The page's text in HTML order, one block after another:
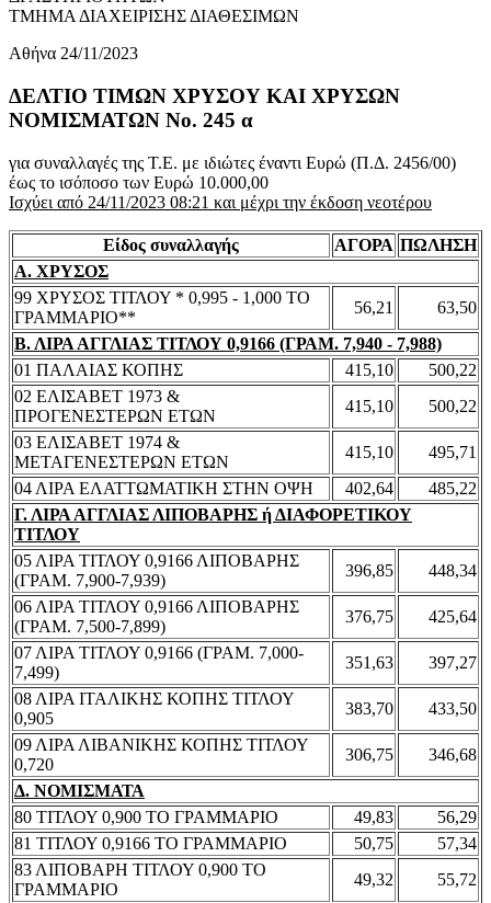
ΤΜΗΜΑ ΔΙΑΧΕΙΡΙΣΗΣ ΔΙΑΘΕΣΙΜΩΝ
Αθήνα 24/11/2023
ΔΕΛΤΙΟ ΤΙΜΩΝ ΧΡΥΣΟΥ ΚΑΙ ΧΡΥΣΩΝ
ΝΟΜΙΣΜΑΤΩΝ No. 245 α
για συναλλαγές της Τ.Ε. με ιδιώτες έναντι Ευρώ (Π.Δ. 2456/00)
έως το ισόποσο των Ευρώ 10.000,00
Ισχύει από 24/11/2023 08:21 και μέχρι την έκδοση νεοτέρου
Είδος συναλλαγής ΑΓΟΡΑ ΠΩΛΗΣΗ
Α. ΧΡΥΣΟΣ
99 ΧΡΥΣΟΣ ΤΙΤΛΟΥ * 0,995 - 1,000 ΤΟ
ΓΡΑΜΜΑΡΙΟ**
56,21
63,50
Β. ΛΙΡΑ ΑΓΓΛΙΑΣ ΤΙΤΛΟΥ 0,9166 (ΓΡΑΜ. 7,940 - 7,988)
01 ΠΑΛΑΙΑΣ ΚΟΠΗΣ
415,10
500,22
02 ΕΛΙΣΑΒΕΤ 1973 &
ΠΡΟΓΕΝΕΣΤΕΡΩΝ ΕΤΩΝ
415,10
500,22
03 ΕΛΙΣΑΒΕΤ 1974 &
ΜΕΤΑΓΕΝΕΣΤΕΡΩΝ ΕΤΩΝ
415,10
495,71
04 ΛΙΡΑ ΕΛΑΤΤΩΜΑΤΙΚΗ ΣΤΗΝ ΟΨΗ
402,64
485,22
Γ. ΛΙΡΑ ΑΓΓΛΙΑΣ ΛΙΠΟΒΑΡΗΣ ή ΔΙΑΦΟΡΕΤΙΚΟΥ
ΤΙΤΛΟΥ
05 ΛΙΡΑ ΤΙΤΛΟΥ 0,9166 ΛΙΠΟΒΑΡΗΣ
(ΓΡΑΜ. 7,900-7,939)
396,85
448,34
06 ΛΙΡΑ ΤΙΤΛΟΥ 0,9166 ΛΙΠΟΒΑΡΗΣ
(ΓΡΑΜ. 7,500-7,899)
376,75
425,64
07 ΛΙΡΑ ΤΙΤΛΟΥ 0,9166 (ΓΡΑΜ. 7,000-
7,499)
351,63
397,27
08 ΛΙΡΑ ΙΤΑΛΙΚΗΣ ΚΟΠΗΣ ΤΙΤΛΟΥ
0,905
383,70
433,50
09 ΛΙΡΑ ΛΙΒΑΝΙΚΗΣ ΚΟΠΗΣ ΤΙΤΛΟΥ
0,720
306,75
346,68
Δ. ΝΟΜΙΣΜΑΤΑ
80 ΤΙΤΛΟΥ 0,900 ΤΟ ΓΡΑΜΜΑΡΙΟ
49,83
56,29
81 ΤΙΤΛΟΥ 0,9166 ΤΟ ΓΡΑΜΜΑΡΙΟ
50,75
57,34
83 ΛΙΠΟΒΑΡΗ ΤΙΤΛΟΥ 0,900 ΤΟ
ΓΡΑΜΜΑΡΙΟ
49,32
55,72